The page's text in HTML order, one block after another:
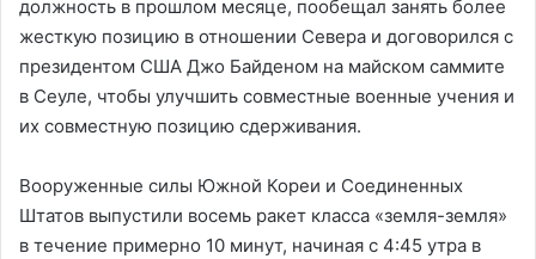
должность в прошлом месяце, пообещал занять более
жесткую позицию в отношении Севера и договорился с
президентом США Джо Байденом на майском саммите
в Сеуле, чтобы улучшить совместные военные учения и
их совместную позицию сдерживания.
Вооруженные силы Южной Кореи и Соединенных
Штатов выпустили восемь ракет класса «земля-земля»
в течение примерно 10 минут, начиная с 4:45 утра в